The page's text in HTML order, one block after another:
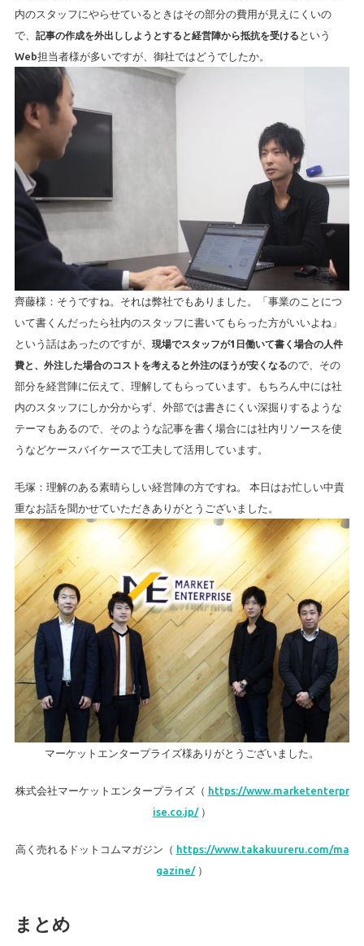
内のスタッフにやらせているときはその部分の費用が見えにくいの
で、 記事の作成を外出ししようとすると経営陣から抵抗を受ける という
Web担当者様が多いですが、御社ではどうでしたか。
齊藤様：そうですね。それは弊社でもありました。「事業のことにつ
いて書くんだったら社内のスタッフに書いてもらった方がいいよね」
という話はあったのですが、 現場でスタッフが1日働いて書く場合の人件
費と、外注した場合のコストを考えると外注のほうが安くなるので、その
部分を経営陣に伝えて、理解してもらっています。もちろん中には社
内のスタッフにしか分からず、外部では書きにくい深掘りするような
テーマもあるので、そのような記事を書く場合には社内リソースを使
うなどケースバイケースで工夫して活用しています。
毛塚：理解のある素晴らしい経営陣の方ですね。 本日はお忙しい中貴
重なお話を聞かせていただきありがとうございました。
マーケットエンタープライズ様ありがとうございました。
株式会社マーケットエンタープライズ（ https://www.marketenterpr
ise.co.jp/）
高く売れるドットコムマガジン（ https://www.takakuureru.com/ma
gazine/）
まとめ